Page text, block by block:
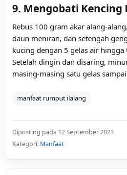
9. Mengobati Kencing
Rebus 100 gram akar alang-
daun meniran, dan setengah
kucing dengan 5 gelas air hingga
Setelah dingin dan disaring,
masing-masing satu gelas
manfaat rumput ilalang
Diposting pada 12 September 2023
Kategori: Manfaat